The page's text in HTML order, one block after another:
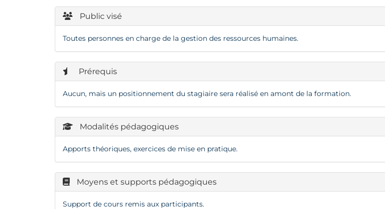
Public visé
Toutes personnes en charge de la gestion des ressources humaines.
Prérequis
Aucun, mais un positionnement du stagiaire sera réalisé en amont de la formation.
Modalités pédagogiques
Apports théoriques, exercices de mise en pratique.
Moyens et supports pédagogiques
Support de cours remis aux participants.